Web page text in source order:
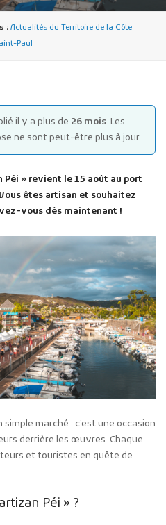
par l'Europe
: Actualités du Territoire de la Côte
Paul
il y a plus de 26 mois. Les
ne sont peut-être plus à jour.
» revient le 15 août au port
êtes artisan et souhaitez
vous dès maintenant !
simple marché : c’est une occasion
derrière les œuvres. Chaque
et touristes en quête de
Péi » ?